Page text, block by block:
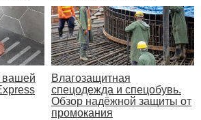
вашей
Влагозащитная
спецодежда и спецобувь.
Обзор надёжной защиты от
промокания